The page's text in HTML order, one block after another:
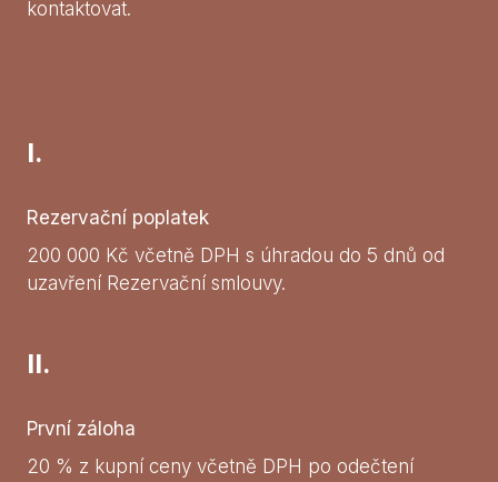
kontaktovat.
I.
Rezervační poplatek
200 000 Kč včetně DPH s úhradou do 5 dnů od
uzavření Rezervační smlouvy.
II.
První záloha
20 % z kupní ceny včetně DPH po odečtení